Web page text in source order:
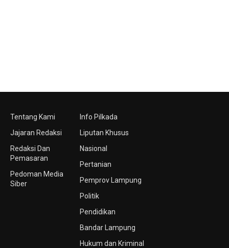
Tentang Kami
Jajaran Redaksi
Redaksi Dan
Pemasaran
Pedoman Media
Siber
Info Pilkada
Liputan Khusus
Nasional
Pertanian
Pemprov Lampung
Politik
Pendidikan
Bandar Lampung
Hukum dan Kriminal